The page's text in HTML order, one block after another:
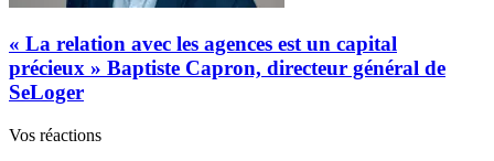
« La relation avec les agences est un capital
précieux » Baptiste Capron, directeur général de
SeLoger
Vos réactions